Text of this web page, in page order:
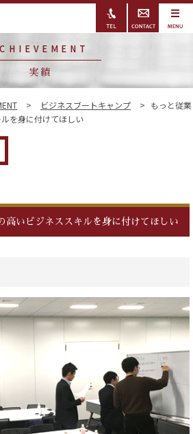
実績
> ビジネスブートキャンプ > もっと従業
を身に付けてほしい
高いビジネススキルを身に付けてほしい